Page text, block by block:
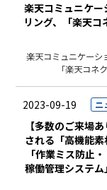
楽天コミュニケ
リング、「楽天
楽天コミュニケーシ
「楽天コネ
2023-09-19 ニ
【多数のご来場
される「高機能
「作業ミス防止
稼働管理システ